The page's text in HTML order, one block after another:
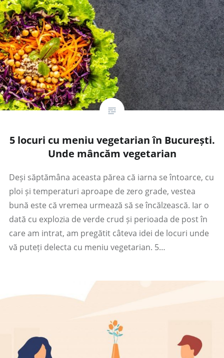
5 locuri cu meniu vegetarian în București.
Unde mâncăm vegetarian
Deși săptămâna aceasta părea că iarna se întoarce, cu
ploi și temperaturi aproape de zero grade, vestea
bună este că vremea urmează să se încălzească. Iar o
dată cu explozia de verde crud și perioada de post în
care am intrat, am pregătit câteva idei de locuri unde
vă puteți delecta cu meniu vegetarian. 5…